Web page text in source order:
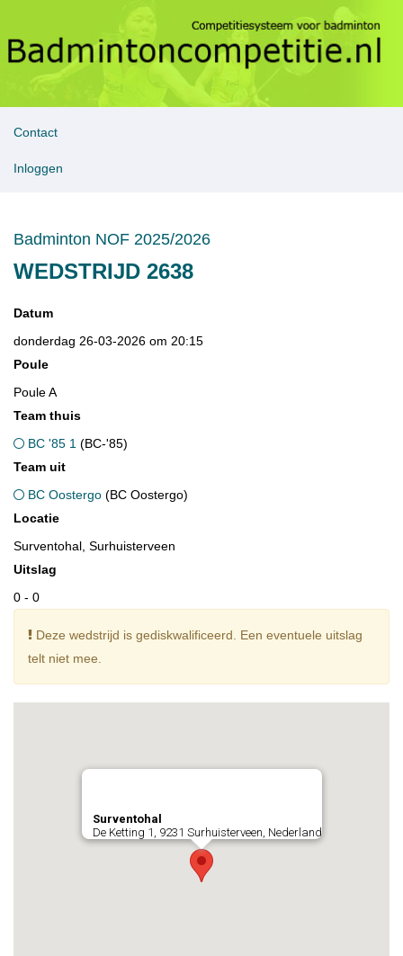
Contact
Inloggen
Badminton NOF 2025/2026
WEDSTRIJD 2638
Datum
donderdag 26-03-2026 om 20:15
Poule
Poule A
Team thuis
BC '85 1 (BC-'85)
Team uit
BC Oostergo (BC Oostergo)
Locatie
Surventohal, Surhuisterveen
Uitslag
0 - 0
Deze wedstrijd is gediskwalificeerd. Een eventuele uitslag
telt niet mee.
Surventohal
De Ketting 1, 9231 Surhuisterveen, Nederland